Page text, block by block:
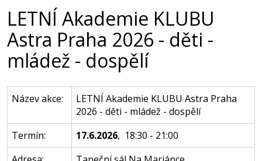
LETNÍ Akademie KLUBU
Astra Praha 2026 - děti -
mládež - dospělí
Název akce:
LETNÍ Akademie KLUBU Astra Praha
2026 - děti - mládež - dospělí
Termín:
17.6.2026, 18:30 - 21:00